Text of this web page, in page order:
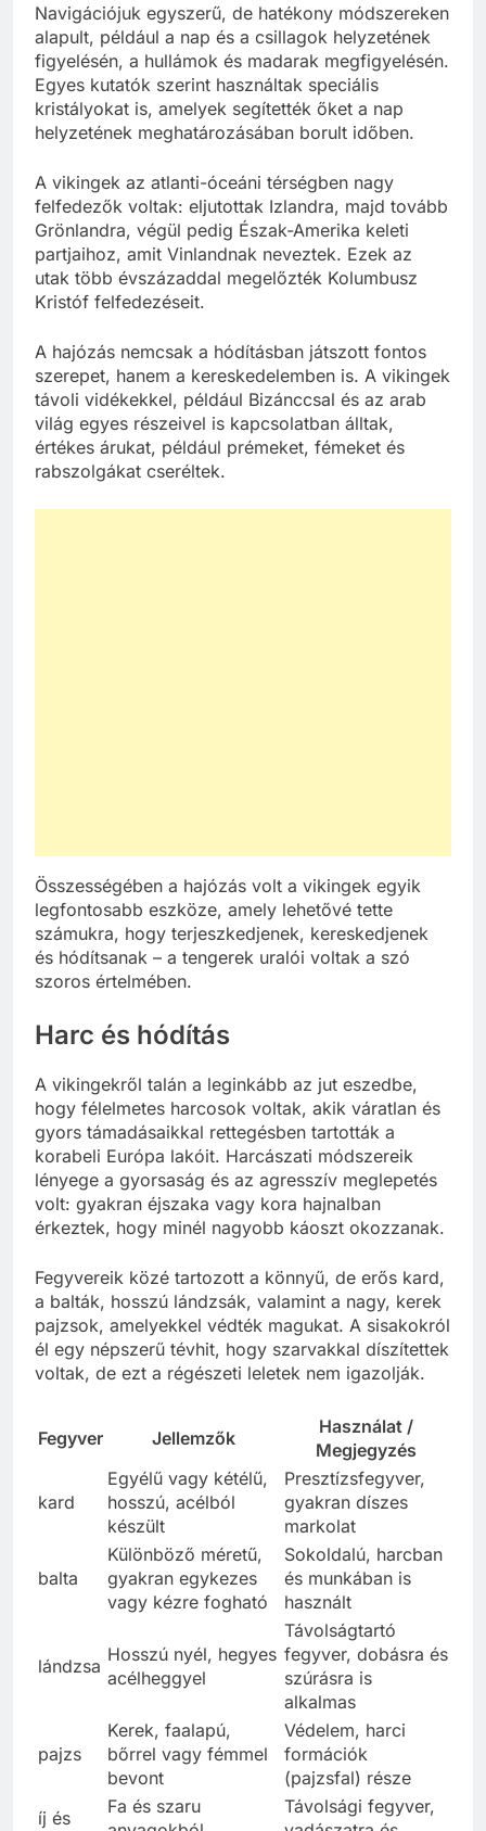
Navigációjuk egyszerű, de hatékony módszereken
alapult, például a nap és a csillagok helyzetének
figyelésén, a hullámok és madarak megfigyelésén.
Egyes kutatók szerint használtak speciális
kristályokat is, amelyek segítették őket a nap
helyzetének meghatározásában borult időben.
A vikingek az atlanti-óceáni térségben nagy
felfedezők voltak: eljutottak Izlandra, majd tovább
Grönlandra, végül pedig Észak-Amerika keleti
partjaihoz, amit Vinlandnak neveztek. Ezek az
utak több évszázaddal megelőzték Kolumbusz
Kristóf felfedezéseit.
A hajózás nemcsak a hódításban játszott fontos
szerepet, hanem a kereskedelemben is. A vikingek
távoli vidékekkel, például Bizánccsal és az arab
világ egyes részeivel is kapcsolatban álltak,
értékes árukat, például prémeket, fémeket és
rabszolgákat cseréltek.
Összességében a hajózás volt a vikingek egyik
legfontosabb eszköze, amely lehetővé tette
számukra, hogy terjeszkedjenek, kereskedjenek
és hódítsanak – a tengerek uralói voltak a szó
szoros értelmében.
Harc és hódítás
A vikingekről talán a leginkább az jut eszedbe,
hogy félelmetes harcosok voltak, akik váratlan és
gyors támadásaikkal rettegésben tartották a
korabeli Európa lakóit. Harcászati módszereik
lényege a gyorsaság és az agresszív meglepetés
volt: gyakran éjszaka vagy kora hajnalban
érkeztek, hogy minél nagyobb káoszt okozzanak.
Fegyvereik közé tartozott a könnyű, de erős kard,
a balták, hosszú lándzsák, valamint a nagy, kerek
pajzsok, amelyekkel védték magukat. A sisakokról
él egy népszerű tévhit, hogy szarvakkal díszítettek
voltak, de ezt a régészeti leletek nem igazolják.
Fegyver Jellemzők
Használat /
Megjegyzés
kard
Egyélű vagy kétélű,
hosszú, acélból
készült
Presztízsfegyver,
gyakran díszes
markolat
balta
Különböző méretű,
gyakran egykezes
vagy kézre fogható
Sokoldalú, harcban
és munkában is
használt
lándzsa
Hosszú nyél, hegyes
acélheggyel
Távolságtartó
fegyver, dobásra és
szúrásra is
alkalmas
pajzs
Kerek, faalapú,
bőrrel vagy fémmel
bevont
Védelem, harci
formációk
(pajzsfal) része
íj és
Fa és szaru
Távolsági fegyver,